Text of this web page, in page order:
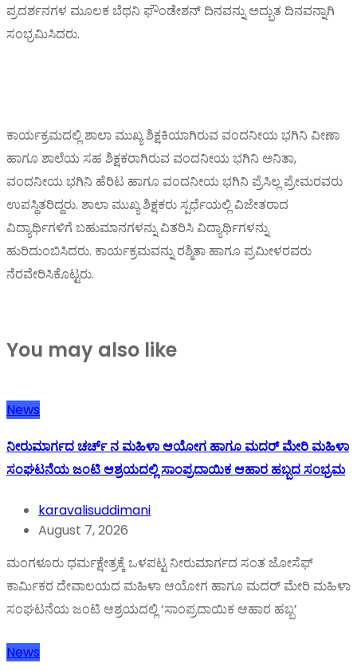
ಪ್ರದರ್ಶನಗಳ ಮೂಲಕ ಬೆಥನಿ ಫೌಂಡೇಶನ್ ದಿನವನ್ನು ಅದ್ಭುತ ದಿನವನ್ನಾಗಿ
ಸಂಭ್ರಮಿಸಿದರು.
ಕಾರ್ಯಕ್ರಮದಲ್ಲಿ ಶಾಲಾ ಮುಖ್ಯ ಶಿಕ್ಷಕಿಯಾಗಿರುವ ವಂದನೀಯ ಭಗಿನಿ ವೀಣಾ
ಹಾಗೂ ಶಾಲೆಯ ಸಹ ಶಿಕ್ಷಕರಾಗಿರುವ ವಂದನೀಯ ಭಗಿನಿ ಅನಿತಾ,
ವಂದನೀಯ ಭಗಿನಿ ಹೆರಿಟ ಹಾಗೂ ವಂದನೀಯ ಭಗಿನಿ ಪ್ರೆಸಿಲ್ಲ ಪ್ರೇಮರವರು
ಉಪಸ್ಥಿತರಿದ್ದರು. ಶಾಲಾ ಮುಖ್ಯ ಶಿಕ್ಷಕರು ಸ್ಪರ್ಧೆಯಲ್ಲಿ ವಿಜೇತರಾದ
ವಿದ್ಯಾರ್ಥಿಗಳಿಗೆ ಬಹುಮಾನಗಳನ್ನು ವಿತರಿಸಿ ವಿದ್ಯಾರ್ಥಿಗಳನ್ನು
ಹುರಿದುಂಬಿಸಿದರು. ಕಾರ್ಯಕ್ರಮವನ್ನು ರಶ್ಮಿತಾ ಹಾಗೂ ಪ್ರಮೀಳರವರು
ನೆರವೇರಿಸಿಕೊಟ್ಟರು.
You may also like
News
ನೀರುಮಾರ್ಗದ ಚರ್ಚ್ ನ ಮಹಿಳಾ ಆಯೋಗ ಹಾಗೂ ಮದರ್ ಮೇರಿ ಮಹಿಳಾ
ಸಂಘಟನೆಯ ಜಂಟಿ ಆಶ್ರಯದಲ್ಲಿ ಸಾಂಪ್ರದಾಯಿಕ ಆಹಾರ ಹಬ್ಬದ ಸಂಭ್ರಮ
karavalisuddimani
August 7, 2026
ಮಂಗಳೂರು ಧರ್ಮಕ್ಷೇತ್ರಕ್ಕೆ ಒಳಪಟ್ಟ ನೀರುಮಾರ್ಗದ ಸಂತ ಜೋಸೆಫ್
ಕಾರ್ಮಿಕರ ದೇವಾಲಯದ ಮಹಿಳಾ ಆಯೋಗ ಹಾಗೂ ಮದರ್ ಮೇರಿ ಮಹಿಳಾ
ಸಂಘಟನೆಯ ಜಂಟಿ ಆಶ್ರಯದಲ್ಲಿ ‘ಸಾಂಪ್ರದಾಯಿಕ ಆಹಾರ ಹಬ್ಬ’
News